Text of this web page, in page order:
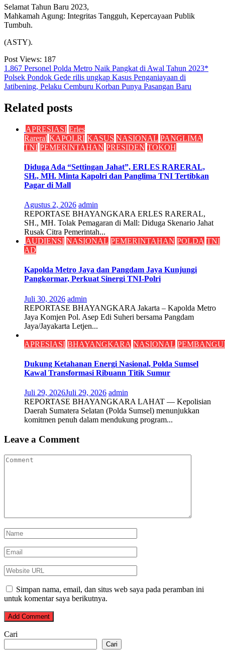
Selamat Tahun Baru 2023,
Mahkamah Agung: Integritas Tangguh, Kepercayaan Publik
Tumbuh.
(ASTY).
Post Views: 187
Navigasi
pos
1.867 Personel Polda Metro Naik Pangkat di Awal Tahun 2023*
Polsek Pondok Gede rilis ungkap Kasus Penganiayaan di
Jatibening, Pelaku Cemburu Korban Punya Pasangan Baru
Related posts
APRESIASI Erles
Rareral KAPOLRI KASUS NASIONAL PANGLIMA
TNI PEMERINTAHAN PRESIDEN TOKOH
Diduga Ada “Settingan Jahat”, ERLES RARERAL,
SH., MH. Minta Kapolri dan Panglima TNI Tertibkan
Pagar di Mall
Agustus 2, 2026 admin
REPORTASE BHAYANGKARA ERLES RARERAL,
SH., MH. Tolak Pemagaran di Mall: Diduga Skenario Jahat
Rusak Citra Pemerintah...
AUDIENSI NASIONAL PEMERINTAHAN POLDA TNI
AD
Kapolda Metro Jaya dan Pangdam Jaya Kunjungi
Pangkormar, Perkuat Sinergi TNI-Polri
Juli 30, 2026 admin
REPORTASE BHAYANGKARA Jakarta – Kapolda Metro
Jaya Komjen Pol. Asep Edi Suheri bersama Pangdam
Jaya/Jayakarta Letjen...
APRESIASI BHAYANGKARA NASIONAL
Dukung Ketahanan Energi Nasional, Polda Sumsel
Kawal Transformasi Ribuann Titik Sumur
Juli 29, 2026Juli 29, 2026 admin
REPORTASE BHAYANGKARA ​LAHAT — Kepolisian
Daerah Sumatera Selatan (Polda Sumsel) menunjukkan
komitmen penuh dalam mendukung program...
Leave a Comment
Simpan nama, email, dan situs web saya pada peramban ini
untuk komentar saya berikutnya.
Cari
Cari